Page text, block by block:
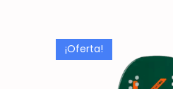
¡Oferta!